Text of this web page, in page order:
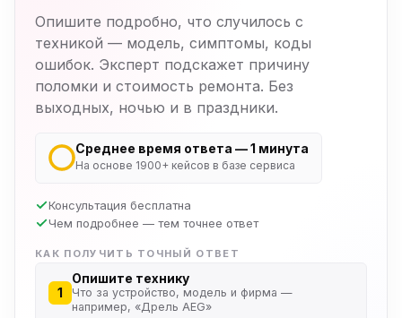
Опишите подробно, что случилось с
техникой — модель, симптомы, коды
ошибок. Эксперт подскажет причину
поломки и стоимость ремонта. Без
выходных, ночью и в праздники.
Среднее время ответа — 1 минута
На основе 1900+ кейсов в базе сервиса
Консультация бесплатна
Чем подробнее — тем точнее ответ
КАК ПОЛУЧИТЬ ТОЧНЫЙ ОТВЕТ
1
Опишите технику
Что за устройство, модель и фирма —
например, «Дрель AEG»